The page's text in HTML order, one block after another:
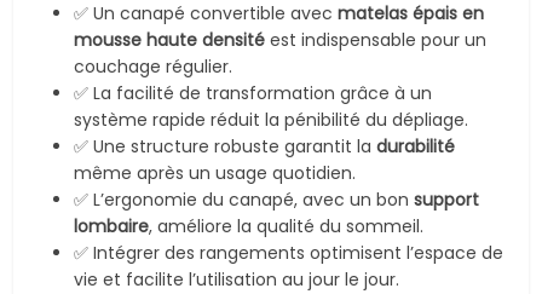
✅ Un canapé convertible avecmatelas épais en
mousse haute densité est indispensable pour un
couchage régulier.
✅ La facilité de transformation grâce à un
système rapide réduit la pénibilité du dépliage.
✅ Une structure robuste garantit ladurabilité
même après un usage quotidien.
✅ L’ergonomie du canapé, avec un bonsupport
lombaire, améliore la qualité du sommeil.
✅ Intégrer des rangements optimisent l’espace de
vie et facilite l’utilisation au jour le jour.